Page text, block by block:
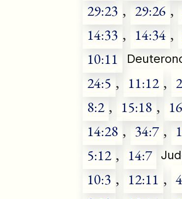
29:23 , 29:26 ,
14:33 , 14:34 ,
10:11
24:5 , 11:12 ,
8:2 , 15:18 ,
14:28 , 34:7 ,
5:12 , 14:7
10:3 , 12:11 ,